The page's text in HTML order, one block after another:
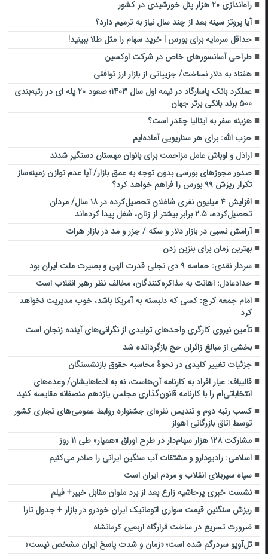
راه‌اندازی ۲۰ هزار پنل خورشیدی در کشور
آیا پروتز سینه بعد از چند سال نیاز به ترمیم دارد؟
حداقل سرمایه برای بورس | خرید سهام را مثل طلا ببینید!
طراحی آسانسورهای خاص در شرکت اوکسین
هفتاد به دلار نساخت/ جزییاتی از بازار ارز توافقی
عملکرد بانک پاسارگاد در نیمه اول سال ۱۴۰۳؛ صعود ۲۰ پله ای در رتبه‌بندی
۵۰۰ برند بانکی برتر جهان
هزینه سفر به ایتالیا چقدر است؟
حزب الله: برای هر سناریویی آماده‌ایم
اراذل و اوباش عامل ‌مزاحمت برای بانوان مهستان‌ دستگیر شدند
صدور مجوزهای بورسی بدون توجه به عمق بازار/ آیا عدم توازن زمینه‌ساز
تکرار ریزش ۹۹ بورس را فراهم خواهد کرد؟
افزایش ۴ میلیون نفری شاغلان تحصیل‌کرده در ۱۸ سال/ مردان
تحصیل‌کرده، ۲.۵ برابر بیشتر از زنان، شغل پیدا کرده‌اند
آرامش نسبی در بازار دلار و سکه / جزر و مد در بازار هرات
بهترین زمان برای بنزین زدن
سردار نقدی: حماسه ۹ دی تجلی قدرت الهی و بصیرت ملت ایران بود
حدادعادل: اهانت به مذاکره‌کنندگان، مخالف نظر رهبر انقلاب است
امام جمعه کرج: کسی که دلبسته به آمریکا باشد، خوب مدیریت نخواهد
کرد
تأمین نیروی کارگری واحدهای تولیدی از نگرانی‌های آینده زنجان است
بخشی از مبالغ زائران حج بازگردانده شد
جزئیات تغییر کلیدی در نحوهٔ محاسبه حقوق بازنشستگان
قالیباف: عیار افراد به کارنامه آن‌هاست، نه به ادعاهایشان/ وعده‌های
انتخاباتی‌ام را با کارنامه قانون‌گذاری مجلس یازدهم منصفانه مقایسه کنید
کسب رتبه دوم و تندیس نقره‌ای جشنواره روابط‌ عمومی‌های تجاری کشور
توسط اتاق بازرگانی اهواز
مشارکت ۱۲۸ هزار سهام‌دار در طرح اوراق «همیار» طی ۱۱ روز
اسلامی: رادیو‌دارو و مشتقات آب سنگین ایرانی را صادر می‌کنیم
سپاه سپربلای انقلاب و مردم ایران است
نشست خبری پرحاشیه زارع بعد از برد ملوان مقابل خیبر+ فیلم
ریزش سنگنین قیمت سواری اتوماتیک ایران خودرو در بازار + جدول تارا
ضرورت تسریع در ساخت قرارگاه اربعین کرمانشاه
تل‌آویو سردرگم شده است؛ «زمان و شدت پاسخ ایران مشخص نیست»